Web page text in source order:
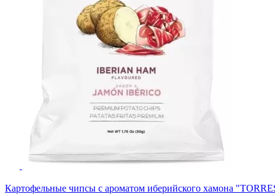
Картофельные чипсы с ароматом иберийского хамона